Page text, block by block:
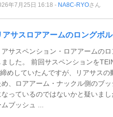
年7月25日 16:18
NA8C-RYOさん
アサスロアアームのロングボ
アサスペンション・ロアアームの
ました。 前回サスペンションを
めしていたんですが、リアサスの
め、ロアアーム・ナックル側のブ
なっているのではないかと疑いま
ブッシュ ...